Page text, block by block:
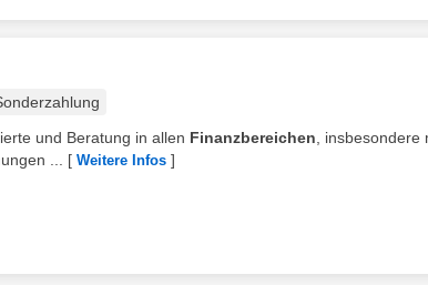
und Beratung in allen Finanzbereichen , insbesondere
...
[ Weitere Infos ]